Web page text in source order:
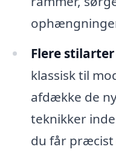
Flere
klassisk til
afdække de
teknikker
du får præcist